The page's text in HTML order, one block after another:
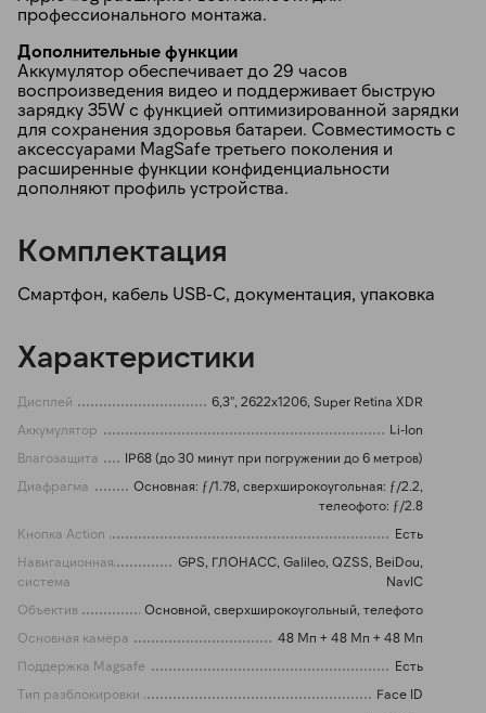
профессионального монтажа.
Дополнительные функции
Аккумулятор обеспечивает до 29 часов
воспроизведения видео и поддерживает быструю
зарядку 35W с функцией оптимизированной зарядки
для сохранения здоровья батареи. Совместимость с
аксессуарами MagSafe третьего поколения и
расширенные функции конфиденциальности
дополняют профиль устройства.
Комплектация
Смартфон, кабель USB-C, документация, упаковка
Характеристики
Дисплей
6,3'', 2622x1206, Super Retina XDR
Аккумулятор
Li-Ion
Влагозащита
IP68 (до 30 минут при погружении до 6 метров)
Диафрагма
Основная: ƒ/1.78, сверхширокоугольная: ƒ/2.2,
телеофото: ƒ/2.8
Кнопка Action
Есть
Навигационная
система
GPS, ГЛОНАСС, Galileo, QZSS, BeiDou,
NavIC
Объектив
Основной, сверхширокоугольный, телефото
Основная камера
48 Мп + 48 Мп + 48 Мп
Поддержка Magsafe
Есть
Тип разблокировки
Face ID